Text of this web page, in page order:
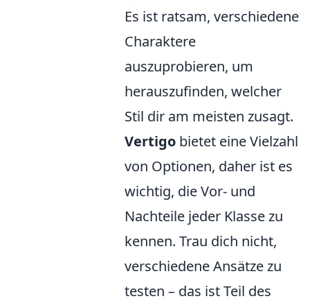
Es ist ratsam, verschiedene
Charaktere
auszuprobieren, um
herauszufinden, welcher
Stil dir am meisten zusagt.
Vertigo bietet eine Vielzahl
von Optionen, daher ist es
wichtig, die Vor- und
Nachteile jeder Klasse zu
kennen. Trau dich nicht,
verschiedene Ansätze zu
testen – das ist Teil des